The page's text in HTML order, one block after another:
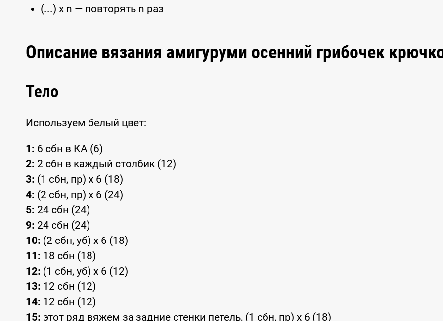
(...) x n — повторять n раз
Описание вязания амигуруми осенний грибочек
Тело
Используем белый цвет:
1: 6 сбн в КА (6)
2: 2 сбн в каждый столбик (12)
3: (1 сбн, пр) x 6 (18)
4: (2 сбн, пр) x 6 (24)
5: 24 сбн (24)
9: 24 сбн (24)
10: (2 сбн, уб) x 6 (18)
11: 18 сбн (18)
12: (1 сбн, уб) x 6 (12)
13: 12 сбн (12)
14: 12 сбн (12)
15: этот ряд вяжем за задние стенки петель, (1 сбн, пр) x 6 (18)